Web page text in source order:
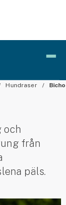
Hundraser
och
från
päls.